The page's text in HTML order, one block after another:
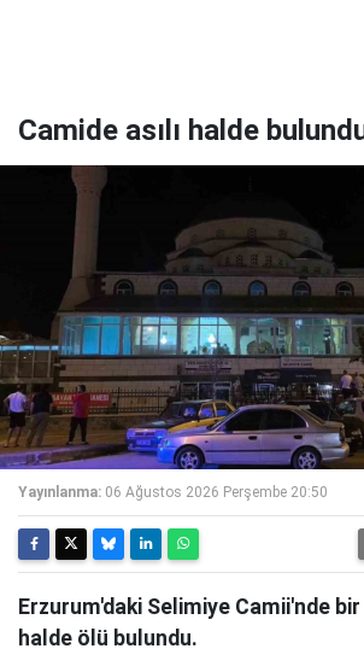
Camide asılı halde
Yayınlanma: 06 Ağustos 2026 Perşembe 20:50
Erzurum'daki Selimiye Camii'nde bir
halde ölü bulundu.